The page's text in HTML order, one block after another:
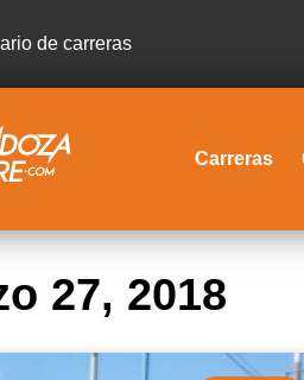
de carreras
Carreras
27, 2018